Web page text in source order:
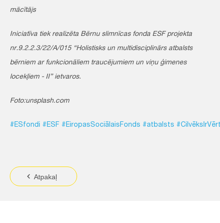
mācītājs
Iniciatīva tiek realizēta Bērnu slimnīcas fonda ESF projekta
nr.9.2.2.3/22/A/015 “Holistisks un multidisciplinārs atbalsts
bērniem ar funkcionāliem traucējumiem un viņu ģimenes
locekļiem - II” ietvaros.
Foto:unsplash.com
#ESfondi #ESF #EiropasSociālaisFonds #atbalsts
Atpakaļ